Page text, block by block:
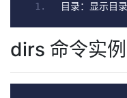
目录：显示目
dirs 命令实例